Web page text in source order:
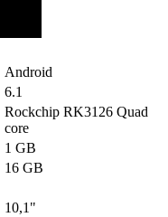
Android
6.1
Rockchip RK3126 Quad
core
1 GB
16 GB
10,1"